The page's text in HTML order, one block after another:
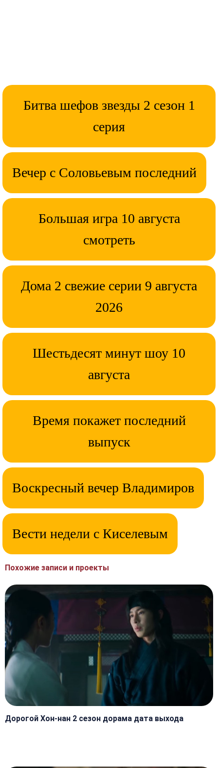
Битва шефов звезды 2 сезон 1
серия
Вечер с Соловьевым последний
Большая игра 10 августа
смотреть
Дома 2 свежие серии 9 августа
2026
Шестьдесят минут шоу 10
августа
Время покажет последний
выпуск
Воскресный вечер Владимиров
Вести недели с Киселевым
Похожие записи и проекты
Дорогой Хон-нан 2 сезон дорама дата выхода